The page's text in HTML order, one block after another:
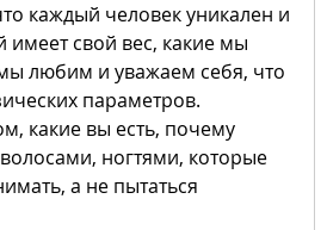
каждый человек уникален и
свой вес, какие мы
любим и уважаем себя, что
параметров.
какие вы есть, почему
ногтями, которые
а не пытаться